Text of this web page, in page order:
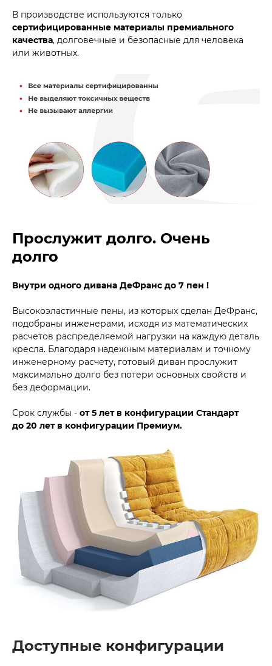
В производстве используются только
сертифицированные материалы премиального
качества, долговечные и безопасные для человека
или животных.
Прослужит долго. Очень
долго
Внутри одного дивана ДеФранс до 7 пен !
Высокоэластичные пены, из которых сделан ДеФранс,
подобраны инженерами, исходя из математических
расчетов распределяемой нагрузки на каждую деталь
кресла. Благодаря надежным материалам и точному
инженерному расчету, готовый диван прослужит
максимально долго без потери основных свойств и
без деформации.
Срок службы - от 5 лет в конфигурации Стандарт
до 20 лет в конфигурации Премиум.
Доступные конфигурации